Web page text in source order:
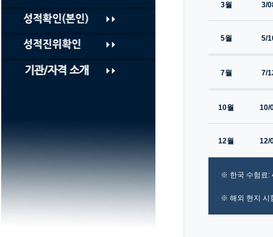
3월 3/
5월 5/
7월 7/
10월 10/
12월 12/
※ 한국 수험료:
※ 해외 현지 시